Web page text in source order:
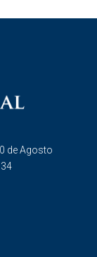
de Agosto